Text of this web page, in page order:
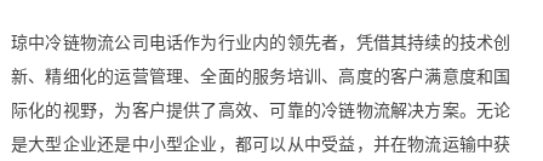
琼中冷链物流公司电话作为行业内的领先者，凭借其持续的技术创
新、精细化的运营管理、全面的服务培训、高度的客户满意度和国
际化的视野，为客户提供了高效、可靠的冷链物流解决方案。无论
是大型企业还是中小型企业，都可以从中受益，并在物流运输中获